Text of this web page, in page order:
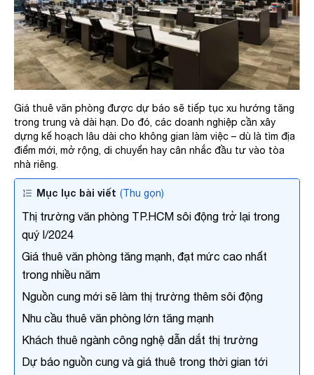
Giá thuê văn phòng được dự báo sẽ tiếp tục xu hướng tăng
trong trung và dài hạn. Do đó, các doanh nghiệp cần xây
dựng kế hoạch lâu dài cho không gian làm việc – dù là tìm địa
điểm mới, mở rộng, di chuyển hay cân nhắc đầu tư vào tòa
nhà riêng.
Mục lục bài viết (Thu gọn)
Thị trường văn phòng TP.HCM sôi động trở lại trong
quý I/2024
Giá thuê văn phòng tăng mạnh, đạt mức cao nhất
trong nhiều năm
Nguồn cung mới sẽ làm thị trường thêm sôi động
Nhu cầu thuê văn phòng lớn tăng mạnh
Khách thuê ngành công nghệ dẫn dắt thị trường
Dự báo nguồn cung và giá thuê trong thời gian tới
Họ và tên
Email công việc
Tên công ty
Chi tiết nhu cầu
x